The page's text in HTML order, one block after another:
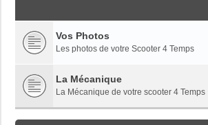
Vos Photos
Les photos de votre Scooter 4 Temps
La Mécanique
La Mécanique de votre scooter 4 Temps